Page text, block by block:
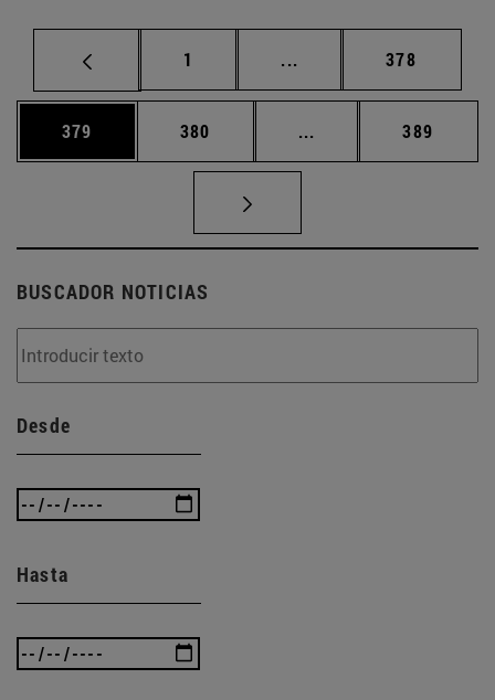
Página
1 ... Páginas intermedias
Página
378
Página
379 Página
380 ... Páginas intermedias
Página
389
BUSCADOR NOTICIAS
Desde
Hasta